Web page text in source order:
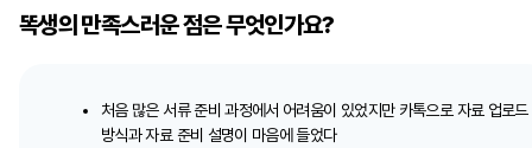
똑생의 만족스러운 점은 무엇인가요?
처음 많은 서류 준비 과정에서 어려움이 있었지만 카톡으로 자료 업로드
방식과 자료 준비 설명이 마음에 들었다